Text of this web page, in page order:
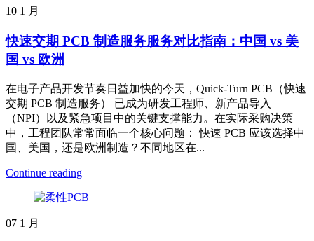
10 1 月
快速交期 PCB 制造服务服务对比指南：中国 vs 美
国 vs 欧洲
在电子产品开发节奏日益加快的今天，Quick-Turn PCB（快速
交期 PCB 制造服务） 已成为研发工程师、新产品导入
（NPI）以及紧急项目中的关键支撑能力。在实际采购决策
中，工程团队常常面临一个核心问题： 快速 PCB 应该选择中
国、美国，还是欧洲制造？不同地区在...
Continue reading
07 1 月